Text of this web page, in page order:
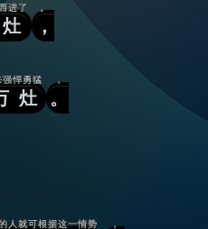
进了
，
。
灶
悍勇猛
。
，
人就可根据这一情势 ，